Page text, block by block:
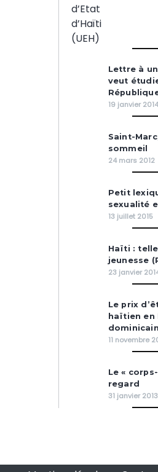
Lettre à
veut
19 janvier 2014
Saint-
sommeil
24 mars 2012
Petit
sexualité
13 juillet 2015
Haïti :
jeunesse
23 janvier
Le prix
haïtien en
11 novembre
Le «
regard
31 janvier 2013